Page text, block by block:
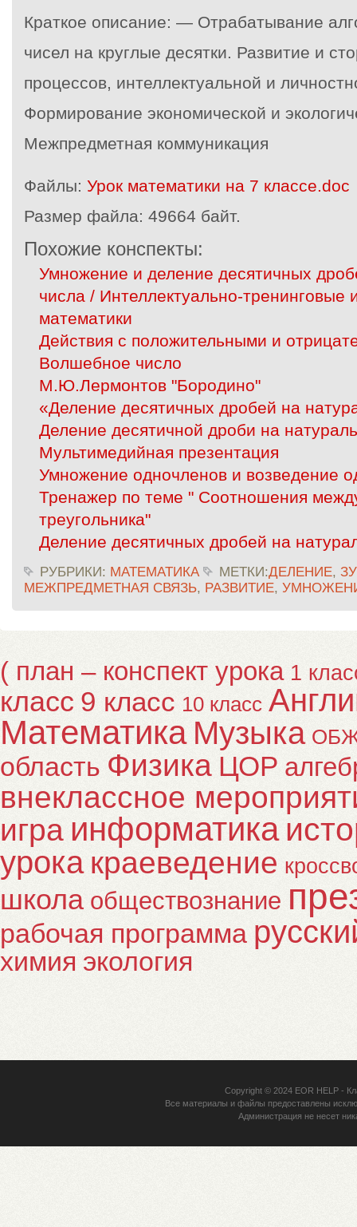
Краткое описание: — Отрабатывание
чисел на круглые десятки. Развитие и
процессов, интеллектуальной и
Формирование экономической и
Межпредметная коммуникация
Файлы: Урок математики на 7 классе.doc
Размер файла: 49664 байт.
Похожие конспекты:
Умножение и деление десятичных
числа / Интеллектуально-тренинговые
математики
Действия с положительными и
Волшебное число
М.Ю.Лермонтов "Бородино"
«Деление десятичных дробей на
Деление десятичной дроби на
Мультимедийная презентация
Умножение одночленов и возведение
Тренажер по теме " Соотношения
треугольника"
Деление десятичных дробей на
РУБРИКИ: МАТЕМАТИКА МЕТКИ:ДЕЛЕНИЕ,
МЕЖПРЕДМЕТНАЯ СВЯЗЬ, РАЗВИТИЕ,
( план – конспект урока 1
класс 9 класс 10 класс
Математика Музыка
область Физика ЦОР
внеклассное
игра информатика
урока краеведение
школа обществознание
рабочая программа
химия экология
Copyright © 2024 EOR HELP-
Все материалы и файлы предоставлены
Администрация не несет